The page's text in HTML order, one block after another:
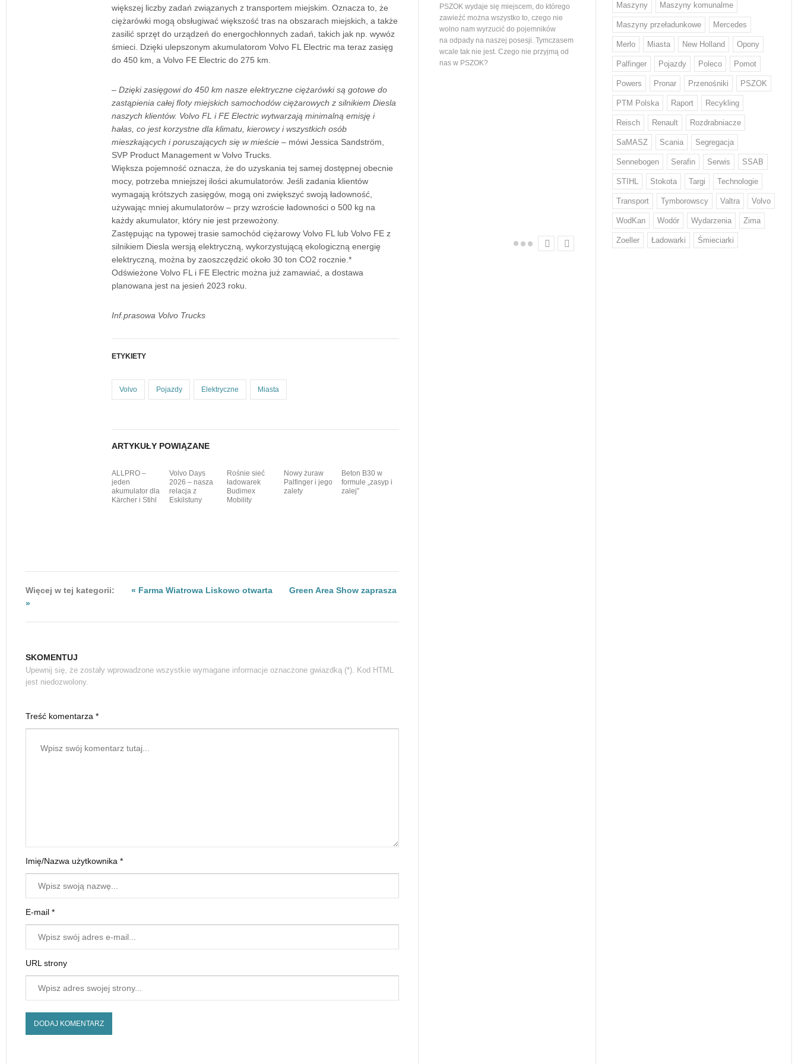
większej liczby zadań związanych z transportem miejskim. Oznacza to, że
ciężarówki mogą obsługiwać większość tras na obszarach miejskich, a także
zasilić sprzęt do urządzeń do energochłonnych zadań, takich jak np. wywóz
śmieci. Dzięki ulepszonym akumulatorom Volvo FL Electric ma teraz zasięg
do 450 km, a Volvo FE Electric do 275 km.
– Dzięki zasięgowi do 450 km nasze elektryczne ciężarówki są gotowe do
zastąpienia całej floty miejskich samochodów ciężarowych z silnikiem Diesla
naszych klientów. Volvo FL i FE Electric wytwarzają minimalną emisję i
hałas, co jest korzystne dla klimatu, kierowcy i wszystkich osób
mieszkających i poruszających się w mieście – mówi Jessica Sandström,
SVP Product Management w Volvo Trucks.
Większa pojemność oznacza, że do uzyskania tej samej dostępnej obecnie
mocy, potrzeba mniejszej ilości akumulatorów. Jeśli zadania klientów
wymagają krótszych zasięgów, mogą oni zwiększyć swoją ładowność,
używając mniej akumulatorów – przy wzroście ładowności o 500 kg na
każdy akumulator, który nie jest przewożony.
Zastępując na typowej trasie samochód ciężarowy Volvo FL lub Volvo FE z
silnikiem Diesla wersją elektryczną, wykorzystującą ekologiczną energię
elektryczną, można by zaoszczędzić około 30 ton CO2 rocznie.*
Odświeżone Volvo FL i FE Electric można już zamawiać, a dostawa
planowana jest na jesień 2023 roku.
Inf.prasowa Volvo Trucks
ETYKIETY
Volvo Pojazdy Elektryczne Miasta
ARTYKUŁY POWIĄZANE
ALLPRO –
jeden
akumulator dla
Kärcher i Stihl
Volvo Days
2026 – nasza
relacja z
Eskilstuny
Rośnie sieć
ładowarek
Budimex
Mobility
Nowy żuraw
Palfinger i jego
zalety
Beton B30 w
formule „zasyp i
zalej”
Więcej w tej kategorii: « Farma Wiatrowa Liskowo otwarta
Green Area Show zaprasza
»
SKOMENTUJ
Upewnij się, że zostały wprowadzone wszystkie wymagane informacje oznaczone gwiazdką (*). Kod HTML
jest niedozwolony.
Treść komentarza *
Imię/Nazwa użytkownika *
E-mail *
URL strony
PSZOK wydaje się miejscem, do którego
zawieźć można wszystko to, czego nie
wolno nam wyrzucić do pojemników
na odpady na naszej posesji. Tymczasem
wcale tak nie jest. Czego nie przyjmą od
nas w PSZOK?
województwa podlaskiego. Tym samym
Z odpadami w Europie sobie nie
Każdy Europejczyk wytwarza średnio
w ciągu roku 132 kg odpadów
żywnościowych i 12 kg odzieżowych
i obuwniczych – wskazują dane KE.
W walce z rosnącą ilością odpadów
w tych kategoriach mają pomóc nowe
regulacje, które we wrześniu przyjął
Parlament Europejski. Wyznaczają…
wiedział nikt, stąd
mieszkańców
Volvo Trucks stawia
niskiej emisji CO2
Volvo zwiększa
o niskiej emisji CO2* w
produktach. Stal ta od
będzie wykorzystywana w
tysięcy pojazdów. Volvo
na świecie producentem,
wprowadził ten rodzaj
Maszyny Maszyny komunalme
Maszyny przeładunkowe Mercedes
Merlo Miasta New Holland Opony
Palfinger Pojazdy Poleco Pomot
Powers Pronar Przenośniki PSZOK
PTM Polska Raport Recykling
Reisch Renault Rozdrabniacze
SaMASZ Scania Segregacja
Sennebogen Serafin Serwis SSAB
STIHL Stokota Targi Technologie
Transport Tymborowscy Valtra Volvo
WodKan Wodór Wydarzenia Zima
Zoeller Ładowarki Śmieciarki